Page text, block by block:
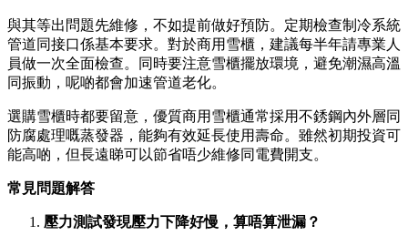
與其等出問題先維修，不如提前做好預防。定期檢查制冷系統
管道同接口係基本要求。對於商用雪櫃，建議每半年請專業人
員做一次全面檢查。同時要注意雪櫃擺放環境，避免潮濕高溫
同振動，呢啲都會加速管道老化。
選購雪櫃時都要留意，優質商用雪櫃通常採用不銹鋼內外層同
防腐處理嘅蒸發器，能夠有效延長使用壽命。雖然初期投資可
能高啲，但長遠睇可以節省唔少維修同電費開支。
常見問題解答
壓力測試發現壓力下降好慢，算唔算泄漏？